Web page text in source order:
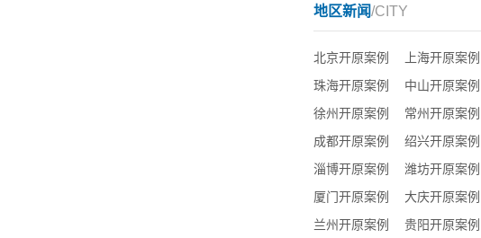
地区新闻/CITY
北京开原案例 上海开原案例
珠海开原案例
中山开原案例
徐州开原案例
常州开原案例
成都开原案例
绍兴开原案例
淄博开原案例
潍坊开原案例
厦门开原案例
大庆开原案例
兰州开原案例
贵阳开原案例